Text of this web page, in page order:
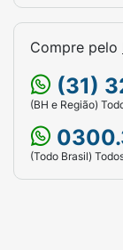
Compre pelo
(31)
(BH e Região)
(Todo Brasil)